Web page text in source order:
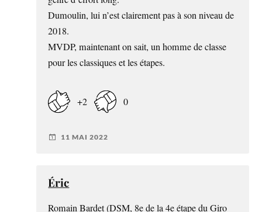
Dumoulin, lui n’est clairement pas à son niveau de
2018.
MVDP, maintenant on sait, un homme de classe
pour les classiques et les étapes.
+2 0
11 MAI 2022
Éric
Romain Bardet (DSM, 8e de la 4e étape du Giro